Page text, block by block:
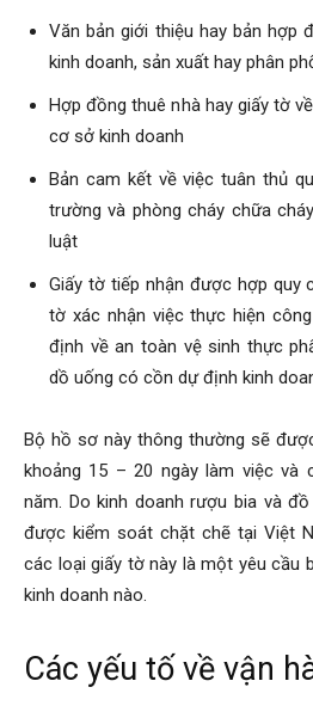
Văn bản giới thiệu hay bản hợp
kinh doanh, sản xuất hay phân
Hợp đồng thuê nhà hay giấy tờ
cơ sở kinh doanh
Bản cam kết về việc tuân thủ
trường và phòng cháy chữa
luật
Giấy tờ tiếp nhận được hợp quy
tờ xác nhận việc thực hiện
định về an toàn vệ sinh thực
dồ uống có cồn dự định kinh
Bộ hồ sơ này thông thường sẽ
khoảng 15 – 20 ngày làm việc và
năm. Do kinh doanh rượu bia và
được kiểm soát chặt chẽ tại Việt
các loại giấy tờ này là một yêu cầu
kinh doanh nào.
Các yếu tố về vận